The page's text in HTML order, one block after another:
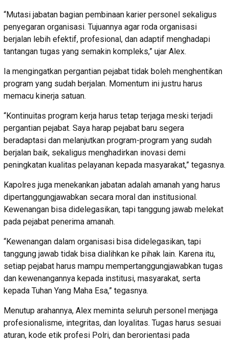
“Mutasi jabatan bagian pembinaan karier personel sekaligus
penyegaran organisasi. Tujuannya agar roda organisasi
berjalan lebih efektif, profesional, dan adaptif menghadapi
tantangan tugas yang semakin kompleks,” ujar Alex.
Ia mengingatkan pergantian pejabat tidak boleh menghentikan
program yang sudah berjalan. Momentum ini justru harus
memacu kinerja satuan.
“Kontinuitas program kerja harus tetap terjaga meski terjadi
pergantian pejabat. Saya harap pejabat baru segera
beradaptasi dan melanjutkan program-program yang sudah
berjalan baik, sekaligus menghadirkan inovasi demi
peningkatan kualitas pelayanan kepada masyarakat,” tegasnya.
Kapolres juga menekankan jabatan adalah amanah yang harus
dipertanggungjawabkan secara moral dan institusional.
Kewenangan bisa didelegasikan, tapi tanggung jawab melekat
pada pejabat penerima amanah.
“Kewenangan dalam organisasi bisa didelegasikan, tapi
tanggung jawab tidak bisa dialihkan ke pihak lain. Karena itu,
setiap pejabat harus mampu mempertanggungjawabkan tugas
dan kewenangannya kepada institusi, masyarakat, serta
kepada Tuhan Yang Maha Esa,” tegasnya.
Menutup arahannya, Alex meminta seluruh personel menjaga
profesionalisme, integritas, dan loyalitas. Tugas harus sesuai
aturan, kode etik profesi Polri, dan berorientasi pada